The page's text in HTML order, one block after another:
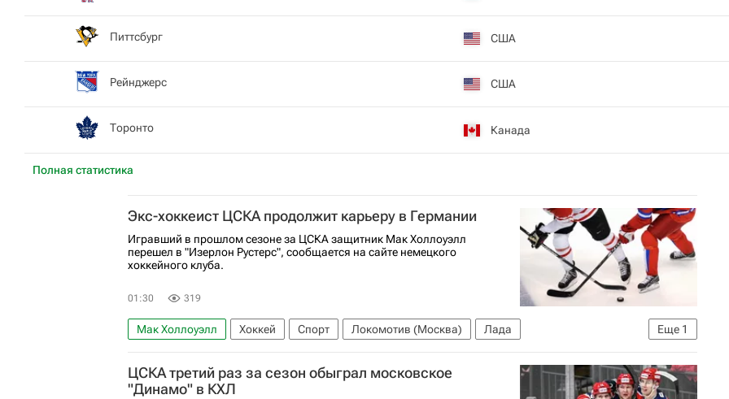
Полная статистика
Питтсбург США
Рейнджерс США
Торонто Канада
Экс-хоккеист ЦСКА продолжит карьеру в Германии
Игравший в прошлом сезоне за ЦСКА защитник Мак Холлоуэлл
перешел в "Изерлон Рустерс", сообщается на сайте немецкого
хоккейного клуба.
01:30 319
Еще 1
Мак Холлоуэлл Хоккей Спорт Локомотив (Москва)
Лада
Национальная хоккейная лига (НХЛ)
ЦСКА третий раз за сезон обыграл московское
"Динамо" в КХЛ